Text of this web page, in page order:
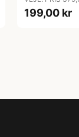
199,00 kr